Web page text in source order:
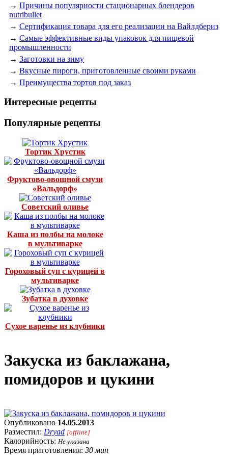
→ Причины популярности стационарных блендеров
nutribullet
→ Сертификация товара для его реализации на Вайлдбериз
→ Самые эффективные виды упаковок для пищевой
промышленности
→ Заготовки на зиму
→ Вкусные пироги, приготовленные своими руками
→ Преимущества тортов под заказ
Интересные рецепты
Популярные рецепты
Тортик Хрустик
Фруктово-овощной смузи
«Вальдорф»
Советский оливье
Каша из полбы на молоке
в мультиварке
Гороховый суп с курицей в
мультиварке
Зубатка в духовке
Сухое варенье из клубники
Закуска из баклажана,
помидоров и цукини
Опубликовано 14.05.2013
Разместил: Dryad [offline]
Калорийность: Не указана
Время приготовления: 30 мин